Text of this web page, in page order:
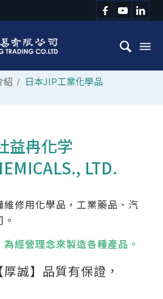
紹 / 日本JIP工業化學品
益冉化学
LTD.
修用化學品，工業藥品、汽
經營理念來製造各種產品。
誠】品質有保證，